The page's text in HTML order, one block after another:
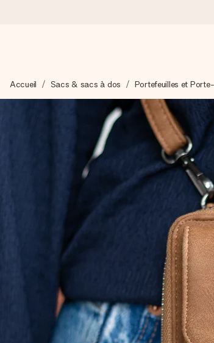
Nous préparons votre cadeau avec attention et
4,9 (sur la base de +15 000 avis)
Nos cadeaux sont appréciés. Les clients
Carte de vœux gratuite
Créez quelque chose d’unique en quelques
Accueil Sacs & sacs à dos Portefeuilles et